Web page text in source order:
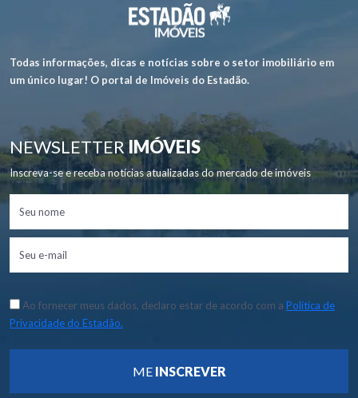
Todas informações, dicas e notícias sobre o setor imobiliário em
um único lugar! O portal de Imóveis do Estadão.
NEWSLETTERIMÓVEIS
Inscreva-se e receba notícias atualizadas do mercado de imóveis
Ao fornecer meus dados, declaro estar de acordo com a Política de
Privacidade do Estadão.
ME INSCREVER